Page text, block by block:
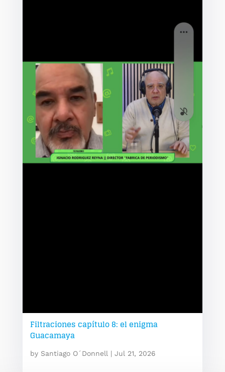
Filtraciones capítulo 8: el enigma
Guacamaya
by Santiago O´Donnell| Jul 21, 2026